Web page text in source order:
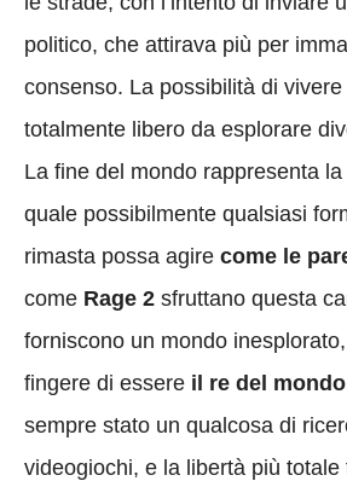
politico, che attirava più per
consenso. La possibilità di
totalmente libero da esplorare
La fine del mondo rappresenta
quale possibilmente qualsiasi
rimasta possa agire come le
come Rage 2 sfruttano questa
forniscono un mondo
fingere di essere il re del mondo
sempre stato un qualcosa di
videogiochi, e la libertà più totale